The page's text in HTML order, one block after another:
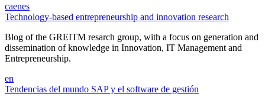
caenes
Technology-based entrepreneurship and innovation research
Blog of the GREITM resarch group, with a focus on generation and
dissemination of knowledge in Innovation, IT Management and
Entrepreneurship.
en
Tendencias del mundo SAP y el software de gestión